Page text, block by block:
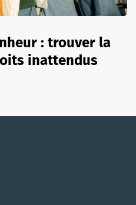
: trouver la
inattendus